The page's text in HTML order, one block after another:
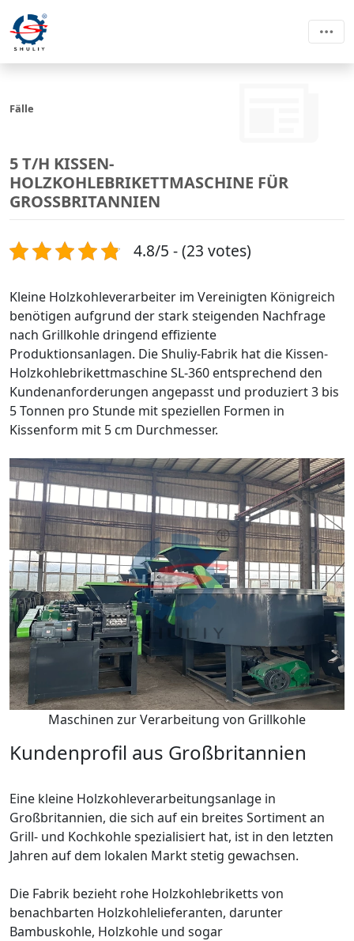
Fälle
5 T/H KISSEN-
HOLZKOHLEBRIKETTMASCHINE FÜR
GROSSBRITANNIEN
4.8/5 - (23 votes)
Kleine Holzkohleverarbeiter im Vereinigten Königreich
benötigen aufgrund der stark steigenden Nachfrage
nach Grillkohle dringend effiziente
Produktionsanlagen. Die Shuliy-Fabrik hat die Kissen-
Holzkohlebrikettmaschine SL-360 entsprechend den
Kundenanforderungen angepasst und produziert 3 bis
5 Tonnen pro Stunde mit speziellen Formen in
Kissenform mit 5 cm Durchmesser.
Maschinen zur Verarbeitung von Grillkohle
Kundenprofil aus Großbritannien
Eine kleine Holzkohleverarbeitungsanlage in
Großbritannien, die sich auf ein breites Sortiment an
Grill- und Kochkohle spezialisiert hat, ist in den letzten
Jahren auf dem lokalen Markt stetig gewachsen.
Die Fabrik bezieht rohe Holzkohlebriketts von
benachbarten Holzkohlelieferanten, darunter
Bambuskohle, Holzkohle und sogar